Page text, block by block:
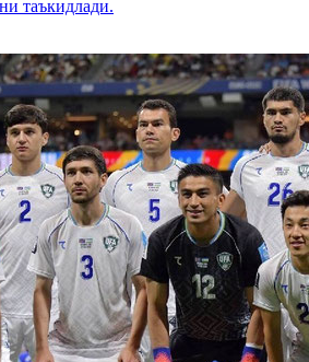
таъкидлади.